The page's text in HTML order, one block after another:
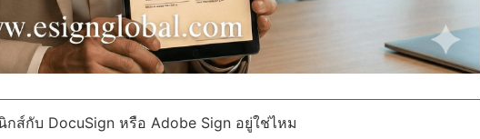
กส์กับ DocuSign หรือ Adobe Sign อยู่ใช่ไหม